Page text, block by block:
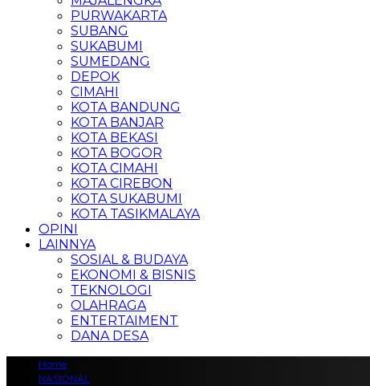
PURWAKARTA
SUBANG
SUKABUMI
SUMEDANG
DEPOK
CIMAHI
KOTA BANDUNG
KOTA BANJAR
KOTA BEKASI
KOTA BOGOR
KOTA CIMAHI
KOTA CIREBON
KOTA SUKABUMI
KOTA TASIKMALAYA
OPINI
LAINNYA
SOSIAL & BUDAYA
EKONOMI & BISNIS
TEKNOLOGI
OLAHRAGA
ENTERTAIMENT
DANA DESA
Home
NASIONAL